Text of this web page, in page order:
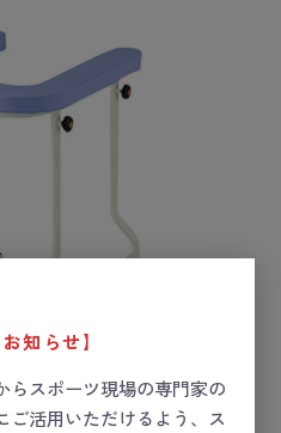
知らせ】
らスポーツ現場の専門家の
ご活用いただけるよう、ス